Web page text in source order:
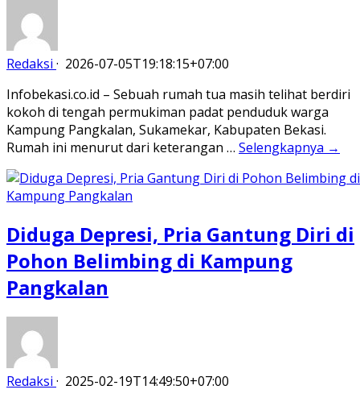
Redaksi · 2026-07-05T19:18:15+07:00
Infobekasi.co.id – Sebuah rumah tua masih telihat berdiri
kokoh di tengah permukiman padat penduduk warga
Kampung Pangkalan, Sukamekar, Kabupaten Bekasi.
Rumah ini menurut dari keterangan … Selengkapnya →
Diduga Depresi, Pria Gantung Diri di
Pohon Belimbing di Kampung
Pangkalan
Redaksi · 2025-02-19T14:49:50+07:00